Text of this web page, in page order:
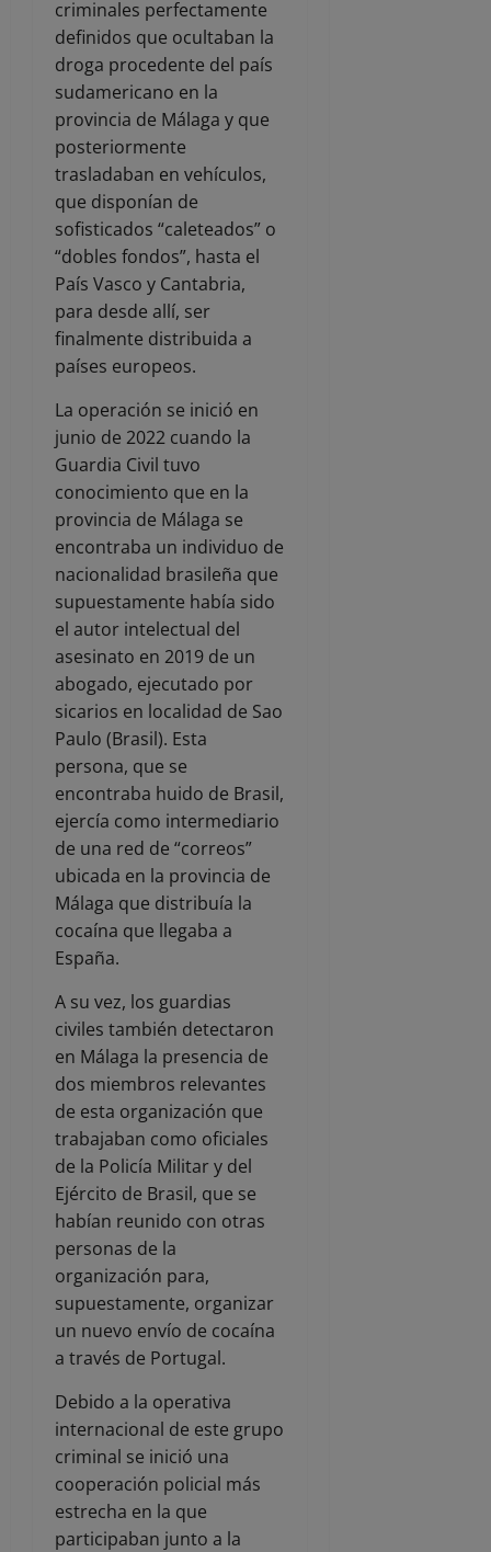
criminales perfectamente
definidos que ocultaban la
droga procedente del país
sudamericano en la
provincia de Málaga y que
posteriormente
trasladaban en vehículos,
que disponían de
sofisticados “caleteados” o
“dobles fondos”, hasta el
País Vasco y Cantabria,
para desde allí, ser
finalmente distribuida a
países europeos.
La operación se inició en
junio de 2022 cuando la
Guardia Civil tuvo
conocimiento que en la
provincia de Málaga se
encontraba un individuo de
nacionalidad brasileña que
supuestamente había sido
el autor intelectual del
asesinato en 2019 de un
abogado, ejecutado por
sicarios en localidad de Sao
Paulo (Brasil). Esta
persona, que se
encontraba huido de Brasil,
ejercía como intermediario
de una red de “correos”
ubicada en la provincia de
Málaga que distribuía la
cocaína que llegaba a
España.
A su vez, los guardias
civiles también detectaron
en Málaga la presencia de
dos miembros relevantes
de esta organización que
trabajaban como oficiales
de la Policía Militar y del
Ejército de Brasil, que se
habían reunido con otras
personas de la
organización para,
supuestamente, organizar
un nuevo envío de cocaína
a través de Portugal.
Debido a la operativa
internacional de este grupo
criminal se inició una
cooperación policial más
estrecha en la que
participaban junto a la